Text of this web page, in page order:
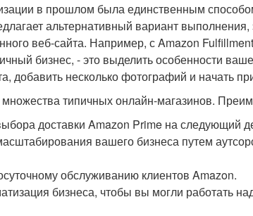
в прошлом была единственным
альтернативный вариант
веб-сайта. Например, с Amazon
бизнес, - это выделить особенности
добавить несколько фотографий и начать
множества типичных онлайн-магазинов.
доставки Amazon Prime на следующий
вашего бизнеса путем
обслуживанию клиентов Amazon.
бизнеса, чтобы вы могли работать